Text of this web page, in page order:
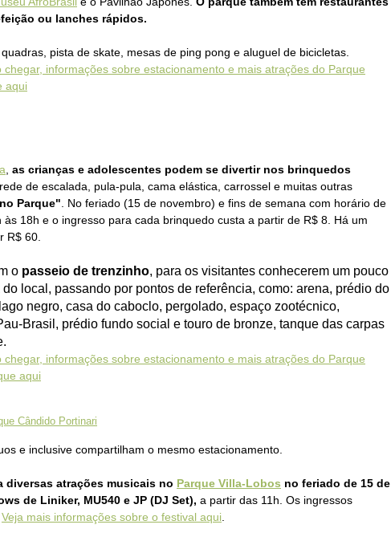
ou lanches rápidos.
pista de skate, mesas de ping pong e aluguel de bicicletas.
chegar, informações sobre estacionamento e mais atrações do Parque
aqui
as crianças e adolescentes podem se divertir nos brinquedos
de escalada, pula-pula, cama elástica, carrossel e muitas outras
Parque" . No feriado (15 de novembro) e fins de semana com horário de
18h e o ingresso para cada brinquedo custa a partir de R$ 8. Há um
R$ 60.
o passeio de trenzinho, para os visitantes conhecerem um pouco
local, passando por pontos de referência, como: arena, prédio do
negro, casa do caboclo, pergolado, espaço zootécnico,
Brasil, prédio fundo social e touro de bronze, tanque das carpas
chegar, informações sobre estacionamento e mais atrações do Parque
aqui
Cândido Portinari
e inclusive compartilham o mesmo estacionamento.
diversas atrações musicais no Parque Villa-Lobos no feriado de 15 de
de Liniker, MU540 e JP (DJ Set), a partir das 11h. Os ingressos
Veja mais informações sobre o festival aqui